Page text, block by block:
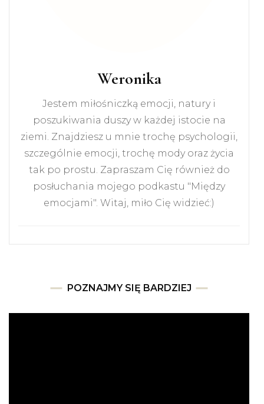
Weronika
Jestem miłośniczką emocji, natury i
poszukiwania duszy w każdej istocie na
ziemi. Znajdziesz u mnie trochę psychologii,
szczególnie emocji, trochę mody oraz życia
tak po prostu. Zapraszam Cię również do
posłuchania mojego podkastu "Między
emocjami". Witaj, miło Cię widzieć:)
POZNAJMY SIĘ BARDZIEJ